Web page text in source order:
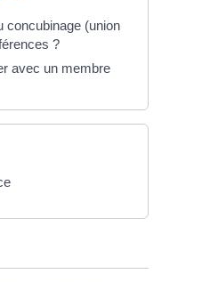
concubinage (union
?
avec un membre